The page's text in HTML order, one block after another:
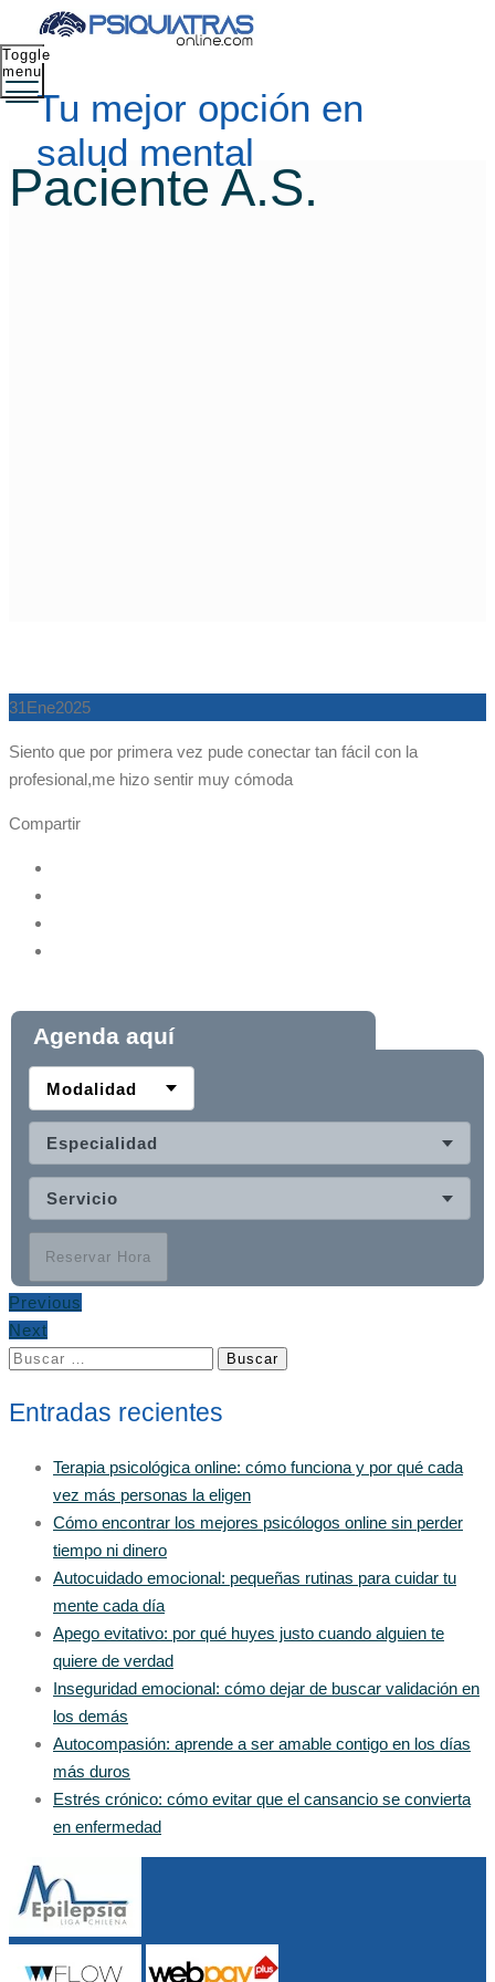
Tu mejor opción en
salud mental
Toggle
menu
Paciente A.S.
31Ene2025
Siento que por primera vez pude conectar tan fácil con la
profesional,me hizo sentir muy cómoda
Compartir
Agenda aquí
Modalidad
Especialidad
Servicio
Reservar Hora
Previous
Next
Buscar:
Entradas recientes
Terapia psicológica online: cómo funciona y por qué cada
vez más personas la eligen
Cómo encontrar los mejores psicólogos online sin perder
tiempo ni dinero
Autocuidado emocional: pequeñas rutinas para cuidar tu
mente cada día
Apego evitativo: por qué huyes justo cuando alguien te
quiere de verdad
Inseguridad emocional: cómo dejar de buscar validación en
los demás
Autocompasión: aprende a ser amable contigo en los días
más duros
Estrés crónico: cómo evitar que el cansancio se convierta
en enfermedad